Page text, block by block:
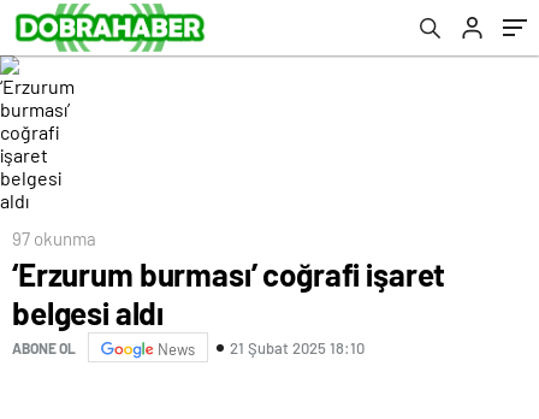
97 okunma
‘Erzurum burması’ coğrafi işaret
belgesi aldı
ABONE OL News 21 Şubat 2025 18:10